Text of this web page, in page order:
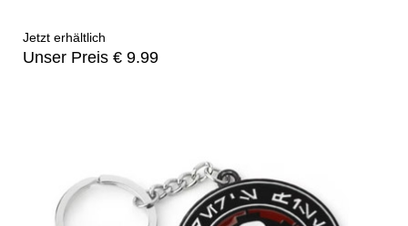
Jetzt erhältlich
Unser Preis € 9.99